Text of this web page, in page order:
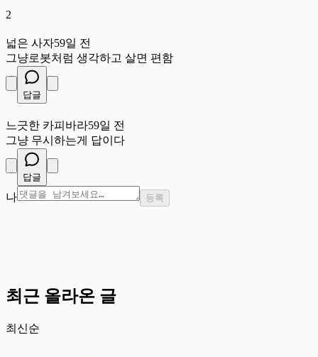
2
넓은 사자59일 전
그냥로봇처럼 생각하고 살면 편함
답글
느긋한 카피바라59일 전
그냥 무시하는게 답이다
답글
나 등록
최근 올라온 글
최신순